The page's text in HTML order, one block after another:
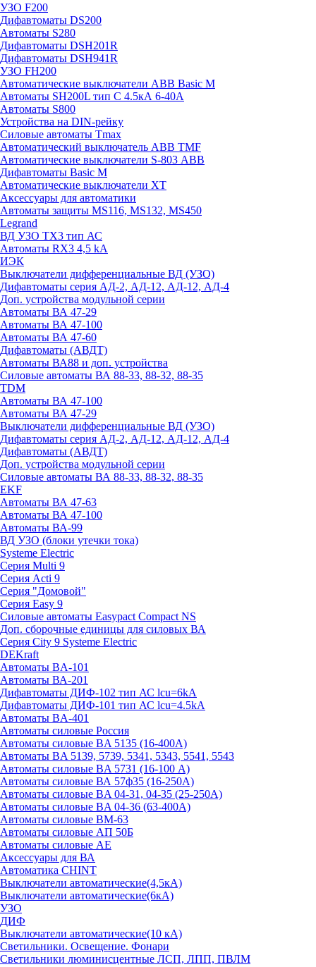
УЗО F200
Дифавтоматы DS200
Автоматы S280
Дифавтоматы DSH201R
Дифавтоматы DSH941R
УЗО FH200
Автоматические выключатели ABB Basic M
Автоматы SH200L тип С 4.5кА 6-40А
Автоматы S800
Устройства на DIN-рейку
Силовые автоматы Tmax
Автоматический выключатель ABB TMF
Автоматические выключатели S-803 АВВ
Дифавтоматы Basic M
Автоматические выключатели XT
Аксессуары для автоматики
Автоматы защиты MS116, MS132, MS450
Legrand
ВД УЗО TX3 тип АС
Автоматы RX3 4,5 kA
ИЭК
Выключатели дифференциальные ВД (УЗО)
Дифавтоматы серия АД-2, АД-12, АД-12, АД-4
Доп. устройства модульной серии
Автоматы ВА 47-29
Автоматы ВА 47-100
Автоматы ВА 47-60
Дифавтоматы (АВДТ)
Автоматы ВА88 и доп. устройства
Силовые автоматы ВА 88-33, 88-32, 88-35
TDM
Автоматы ВА 47-100
Автоматы ВА 47-29
Выключатели дифференциальные ВД (УЗО)
Дифавтоматы серия АД-2, АД-12, АД-12, АД-4
Дифавтоматы (АВДТ)
Доп. устройства модульной серии
Силовые автоматы ВА 88-33, 88-32, 88-35
EKF
Автоматы ВА 47-63
Автоматы ВА 47-100
Автоматы ВА-99
ВД УЗО (блоки утечки тока)
Systeme Electric
Серия Multi 9
Серия Acti 9
Серия "Домовой"
Серия Easy 9
Силовые автоматы Easypact Compact NS
Доп. сборочные единицы для силовых ВА
Серия City 9 Systeme Electric
DEKraft
Автоматы BA-101
Автоматы ВА-201
Дифавтоматы ДИФ-102 тип АС lcu=6kA
Дифавтоматы ДИФ-101 тип АС lcu=4.5kA
Автоматы BA-401
Автоматы силовые Россия
Автоматы силовые BA 5135 (16-400А)
Автоматы BA 5139, 5739, 5341, 5343, 5541, 5543
Автоматы силовые BA 5731 (16-100 А)
Автоматы силовые ВА 57ф35 (16-250А)
Автоматы силовые BA 04-31, 04-35 (25-250А)
Автоматы силовые BA 04-36 (63-400А)
Автоматы силовые ВМ-63
Автоматы силовые АП 50Б
Автоматы силовые АЕ
Аксессуары для ВА
Автоматика CHINT
Выключатели автоматические(4,5кА)
Выключатели автоматические(6кА)
УЗО
ДИФ
Выключатели автоматические(10 кА)
Светильники. Освещение. Фонари
Светильники люминисцентные ЛСП, ЛПП, ПВЛМ